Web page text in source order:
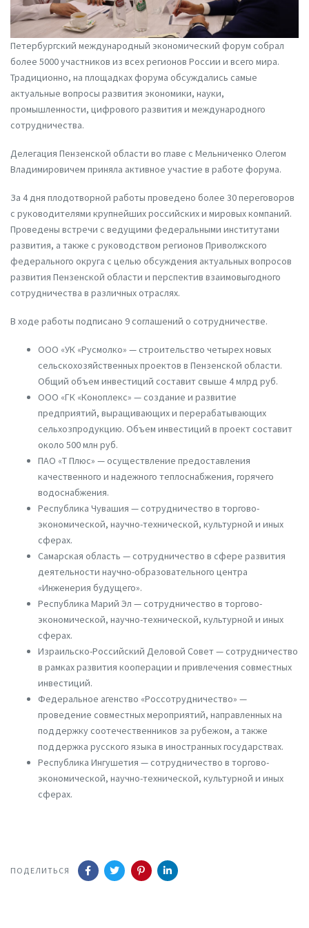
Петербургский международный экономический форум собрал
более 5000 участников из всех регионов России и всего мира.
Традиционно, на площадках форума обсуждались самые
актуальные вопросы развития экономики, науки,
промышленности, цифрового развития и международного
сотрудничества.
Делегация Пензенской области во главе с Мельниченко Олегом
Владимировичем приняла активное участие в работе форума.
За 4 дня плодотворной работы проведено более 30 переговоров
с руководителями крупнейших российских и мировых компаний.
Проведены встречи с ведущими федеральными институтами
развития, а также с руководством регионов Приволжского
федерального округа с целью обсуждения актуальных вопросов
развития Пензенской области и перспектив взаимовыгодного
сотрудничества в различных отраслях.
В ходе работы подписано 9 соглашений о сотрудничестве.
ООО «УК «Русмолко» — строительство четырех новых
сельскохозяйственных проектов в Пензенской области.
Общий объем инвестиций составит свыше 4 млрд руб.
ООО «ГК «Коноплекс» — создание и развитие
предприятий, выращивающих и перерабатывающих
сельхозпродукцию. Объем инвестиций в проект составит
около 500 млн руб.
ПАО «Т Плюс» — осуществление предоставления
качественного и надежного теплоснабжения, горячего
водоснабжения.
Республика Чувашия — сотрудничество в торгово-
экономической, научно-технической, культурной и иных
сферах.
Самарская область — сотрудничество в сфере развития
деятельности научно-образовательного центра
«Инженерия будущего».
Республика Марий Эл — сотрудничество в торгово-
экономической, научно-технической, культурной и иных
сферах.
Израильско-Российский Деловой Совет — сотрудничество
в рамках развития кооперации и привлечения совместных
инвестиций.
Федеральное агенство «Россотрудничество» —
проведение совместных мероприятий, направленных на
поддержку соотечественников за рубежом, а также
поддержка русского языка в иностранных государствах.
Республика Ингушетия — сотрудничество в торгово-
экономической, научно-технической, культурной и иных
сферах.
ПОДЕЛИТЬСЯ